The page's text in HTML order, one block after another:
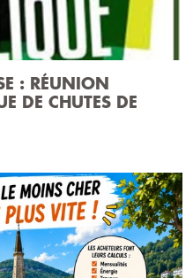
: RÉUNION
DE CHUTES DE